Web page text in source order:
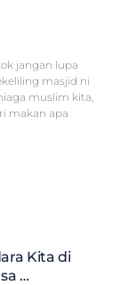
jangan lupa
masjid ni
muslim kita,
makan apa
Kita di
…